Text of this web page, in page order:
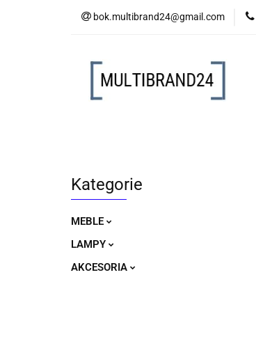
bok.multibrand24@gmail.com
MEBLE
Kategorie
MEBLE
LAMPY
AKCESORIA